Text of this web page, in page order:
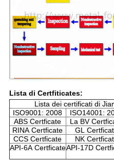
Lista di Certfiticates:
Lista dei certificati di
ISO9001: 2008
ISO14001:
ABS Certficate
La BV
RINA Certficate
GL
CCS Certficate
NK
API-6A CertficateAPI-17D